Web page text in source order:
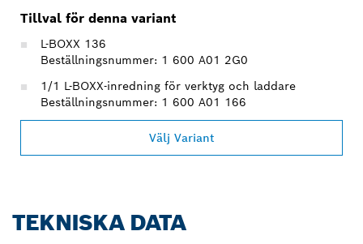
Tillval för denna variant
L-BOXX 136
Beställningsnummer: 1 600 A01 2G0
1/1 L-BOXX-inredning för verktyg och laddare
Beställningsnummer: 1 600 A01 166
Välj Variant
TEKNISKA DATA